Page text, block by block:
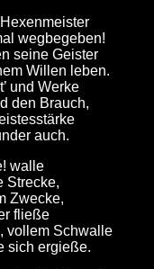
wegbegeben!
seine Geister
Willen leben.
und Werke
den Brauch,
auch.
walle
Strecke,
Zwecke,
fließe
vollem Schwalle
sich ergieße.